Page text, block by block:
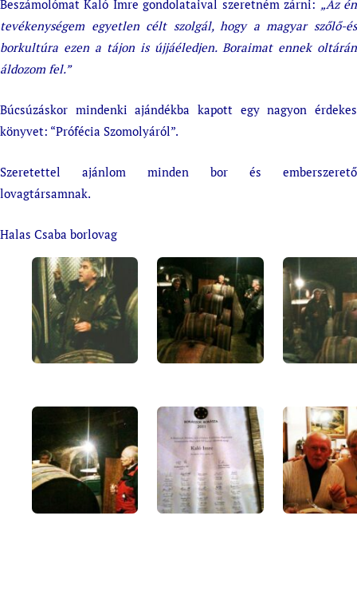
Beszámolómat Kaló Imre gondolataival szeretném zárni: „Az én
tevékenységem egyetlen célt szolgál, hogy a magyar szőlő-és
borkultúra ezen a tájon is újjáéledjen. Boraimat ennek oltárán
áldozom fel.”
Búcsúzáskor mindenki ajándékba kapott egy nagyon érdekes
könyvet: “Prófécia Szomolyáról”.
Szeretettel ajánlom minden bor és emberszerető
lovagtársamnak.
Halas Csaba borlovag